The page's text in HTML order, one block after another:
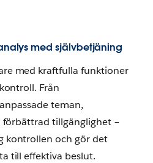
med självbetjäning
med kraftfulla funktioner
Från
teman,
förbättrad tillgänglighet –
kontrollen och gör det
till effektiva beslut.